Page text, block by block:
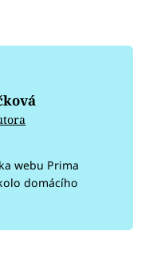
webu Prima
domácího